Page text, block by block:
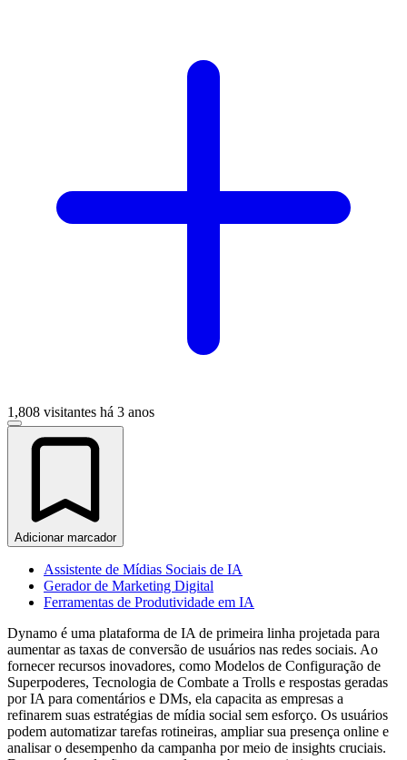
1,808 visitantes há 3 anos
Adicionar marcador
Assistente de Mídias Sociais de IA
Gerador de Marketing Digital
Ferramentas de Produtividade em IA
Dynamo é uma plataforma de IA de primeira linha projetada para
aumentar as taxas de conversão de usuários nas redes sociais. Ao
fornecer recursos inovadores, como Modelos de Configuração de
Superpoderes, Tecnologia de Combate a Trolls e respostas geradas
por IA para comentários e DMs, ela capacita as empresas a
refinarem suas estratégias de mídia social sem esforço. Os usuários
podem automatizar tarefas rotineiras, ampliar sua presença online e
analisar o desempenho da campanha por meio de insights cruciais.